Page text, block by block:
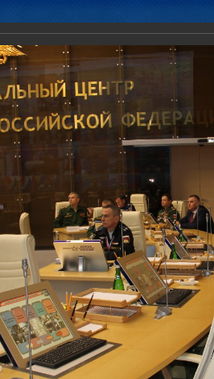
Новости
штаба ОДКБ в заседании
по обороне и безопасности
Ассамблеи ОДКБ